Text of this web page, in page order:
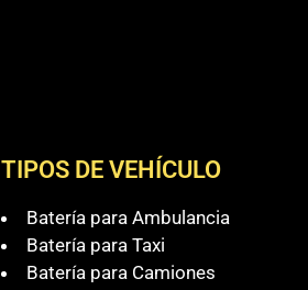
TIPOS DE VEHÍCULO
Batería para Ambulancia
Batería para Taxi
Batería para Camiones